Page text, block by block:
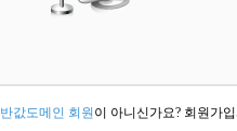
반값도메인 회원 이 아니신가요? 회원가